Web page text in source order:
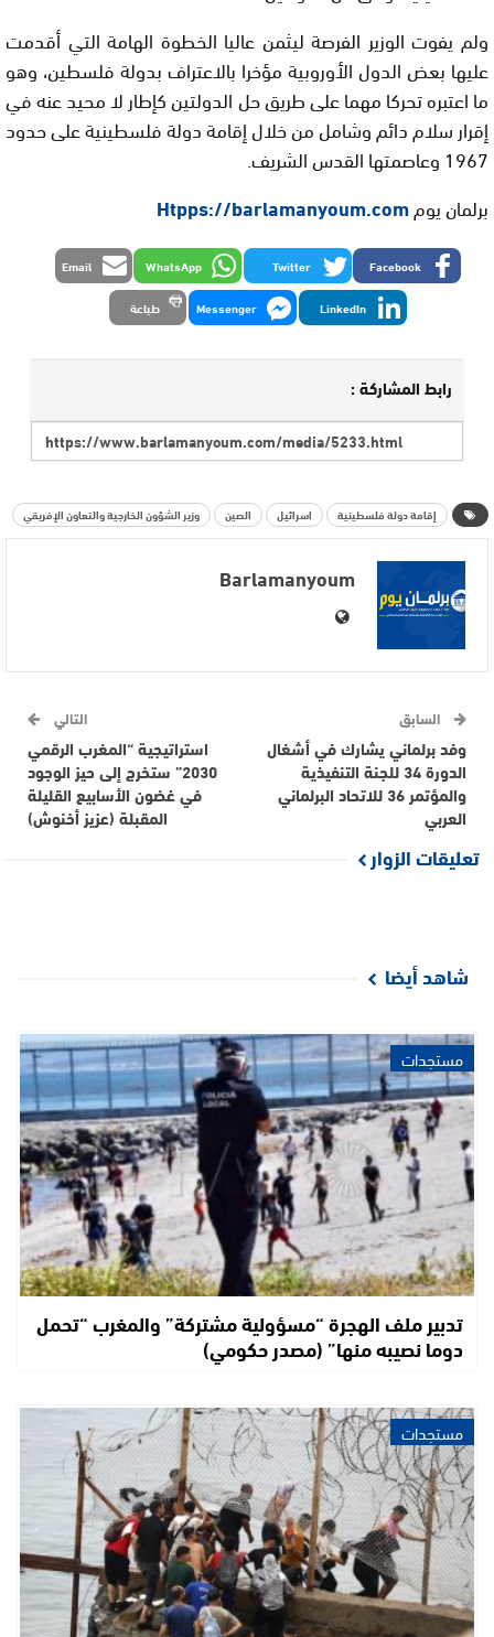
ولم يفوت الوزير الفرصة ليثمن عاليا الخطوة الهامة التي أقدمت
عليها بعض الدول الأوروبية مؤخرا بالاعتراف بدولة فلسطين، وهو
ما اعتبره تحركا مهما على طريق حل الدولتين كإطار لا محيد عنه في
إقرار سلام دائم وشامل من خلال إقامة دولة فلسطينية على حدود
1967 وعاصمتها القدس الشريف.
برلمان يومHtpps://barlamanyoum.com
Facebook
Twitter
WhatsApp
Email
LinkedIn
Messenger طباعة
رابط المشاركة :
إقامة دولة فلسطينية اسرائيل الصين وزير الشؤون الخارجية والتعاون الإفريقي
Barlamanyoum
السابق
وفد برلماني يشارك في أشغال
الدورة 34 للجنة التنفيذية
والمؤتمر 36 للاتحاد البرلماني
العربي
التالي
استراتيجية “المغرب الرقمي
2030” ستخرج إلى حيز الوجود
في غضون الأسابيع القليلة
المقبلة (عزيز أخنوش)
تعليقات الزوار
شاهد أيضا
مستجدات
تدبير ملف الهجرة “مسؤولية مشتركة” والمغرب “تحمل
دوما نصيبه منها” (مصدر حكومي)
مستجدات